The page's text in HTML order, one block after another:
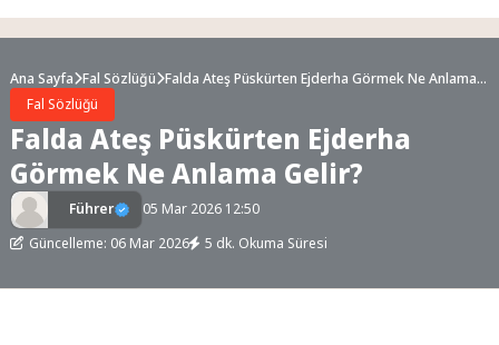
Ana Sayfa Fal Sözlüğü Falda Ateş Püskürten Ejderha Görmek Ne Anlama
Fal Sözlüğü
Falda Ateş Püskürten Ejderha
Görmek Ne Anlama Gelir?
Führer
05 Mar 2026 12:50
Güncelleme: 06 Mar 2026
5 dk. Okuma Süresi